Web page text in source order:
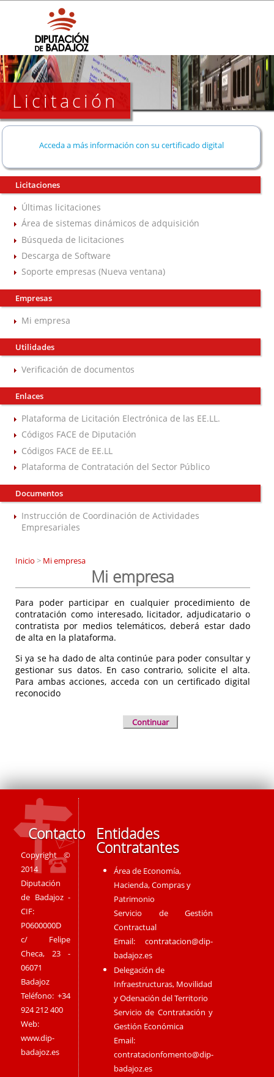
Licitación
Acceda a más información con su certificado digital
Licitaciones
Últimas licitaciones
Área de sistemas dinámicos de adquisición
Búsqueda de licitaciones
Descarga de Software
Soporte empresas (Nueva ventana)
Empresas
Mi empresa
Utilidades
Verificación de documentos
Enlaces
Plataforma de Licitación Electrónica de las EE.LL.
Códigos FACE de Diputación
Códigos FACE de EE.LL
Plataforma de Contratación del Sector Público
Documentos
Instrucción de Coordinación de Actividades
Empresariales
Inicio > Mi empresa
Mi empresa
Para poder participar en cualquier procedimiento de
contratación como interesado, licitador, adjudicatario o
contratista por medios telemáticos, deberá estar dado
de alta en la plataforma.
Si ya se ha dado de alta continúe para poder consultar y
gestionar sus datos. En caso contrario, solicite el alta.
Para ambas acciones, acceda con un certificado digital
reconocido
Continuar
Contacto
Copyright ©
2014
Diputación
de Badajoz -
CIF:
P0600000D
c/ Felipe
Checa, 23 -
06071
Badajoz
Teléfono: +34
924 212 400
Web:
www.dip-
badajoz.es
Entidades
Contratantes
Área de Economía,
Hacienda, Compras y
Patrimonio
Servicio de Gestión
Contractual
Email:contratacion@dip-
badajoz.es
Delegación de
Infraestructuras, Movilidad
y Odenación del Territorio
Servicio de Contratación y
Gestión Económica
Email:
contratacionfomento@dip-
badajoz.es